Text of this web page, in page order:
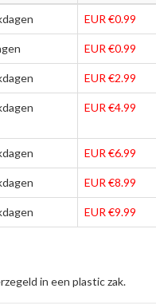
EUR €0.99
EUR €0.99
EUR €2.99
EUR €4.99
EUR €6.99
EUR €8.99
EUR €9.99
in een plastic zak.